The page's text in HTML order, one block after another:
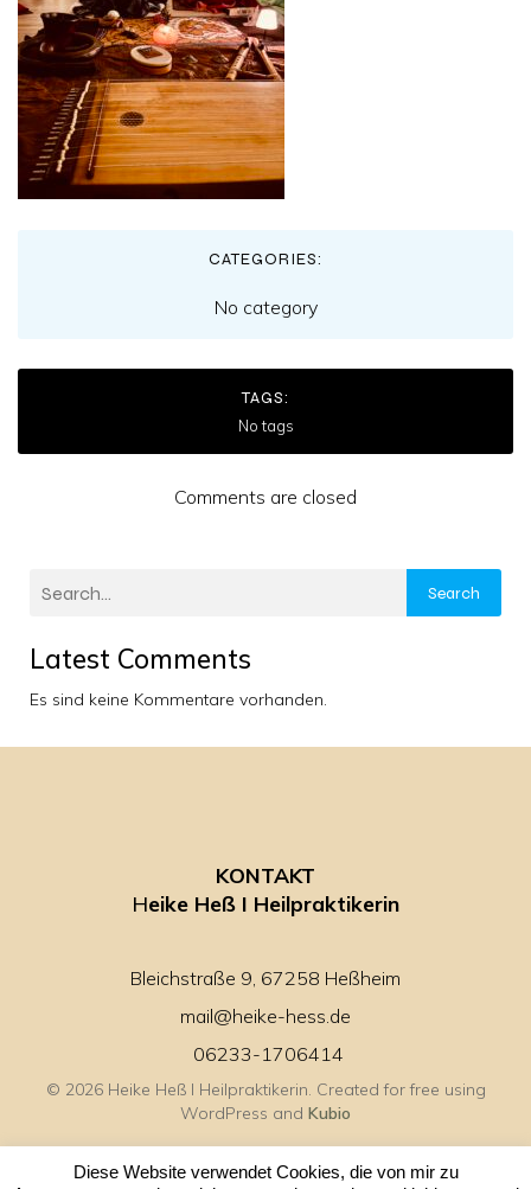
CATEGORIES:
No category
TAGS:
No tags
Comments are closed
Search
Latest Comments
Es sind keine Kommentare vorhanden.
KONTAKT
Heike Heß I Heilpraktikerin
Bleichstraße 9, 67258 Heßheim
mail@heike-hess.de
06233-1706414
© 2026 Heike Heß I Heilpraktikerin. Created for free using
WordPress and Kubio
Diese Website verwendet Cookies, die von mir zu